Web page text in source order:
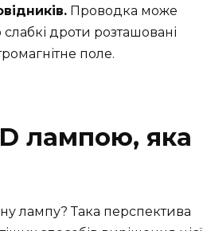
Проводка може
дроти розташовані
поле.
лампою, яка
лампу? Така перспектива